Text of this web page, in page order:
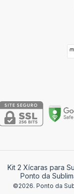
Kit 2 Xícaras para
Ponto da
©2026. Ponto da